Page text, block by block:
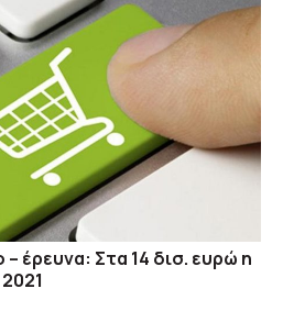
έρευνα: Στα 14 δισ. ευρώ η